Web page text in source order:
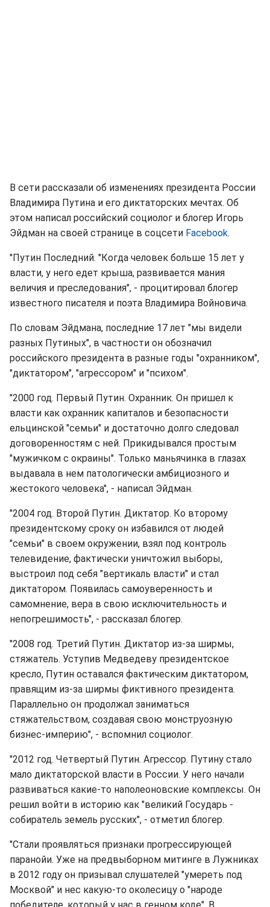
В сети рассказали об изменениях президента России
Владимира Путина и его диктаторских мечтах. Об
этом написал российский социолог и блогер Игорь
Эйдман на своей странице в соцсети Facebook.
"Путин Последний. "Когда человек больше 15 лет у
власти, у него едет крыша, развивается мания
величия и преследования", - процитировал блогер
известного писателя и поэта Владимира Войновича.
По словам Эйдмана, последние 17 лет "мы видели
разных Путиных", в частности он обозначил
российского президента в разные годы "охранником",
"диктатором", "агрессором" и "психом".
"2000 год. Первый Путин. Охранник. Он пришел к
власти как охранник капиталов и безопасности
ельцинской "семьи" и достаточно долго следовал
договоренностям с ней. Прикидывался простым
"мужичком с окраины". Только маньячинка в глазах
выдавала в нем патологически амбициозного и
жестокого человека", - написал Эйдман.
"2004 год. Второй Путин. Диктатор. Ко второму
президентскому сроку он избавился от людей
"семьи" в своем окружении, взял под контроль
телевидение, фактически уничтожил выборы,
выстроил под себя "вертикаль власти" и стал
диктатором. Появилась самоуверенность и
самомнение, вера в свою исключительность и
непогрешимость", - рассказал блогер.
"2008 год. Третий Путин. Диктатор из-за ширмы,
стяжатель. Уступив Медведеву президентское
кресло, Путин оставался фактическим диктатором,
правящим из-за ширмы фиктивного президента.
Параллельно он продолжал заниматься
стяжательством, создавая свою монструозную
бизнес-империю", - вспомнил социолог.
"2012 год. Четвертый Путин. Агрессор. Путину стало
мало диктаторской власти в России. У него начали
развиваться какие-то наполеоновские комплексы. Он
решил войти в историю как "великий Государь -
собиратель земель русских", - отметил блогер.
"Стали проявляться признаки прогрессирующей
паранойи. Уже на предвыборном митинге в Лужниках
в 2012 году он призывал слушателей "умереть под
Москвой" и нес какую-то околесицу о "народе